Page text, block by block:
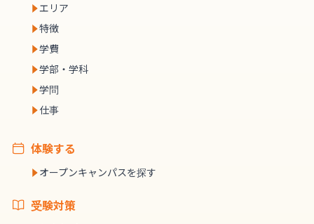
エリア
特徴
学費
学部・学科
学問
仕事
体験する
オープンキャンパスを探す
受験対策